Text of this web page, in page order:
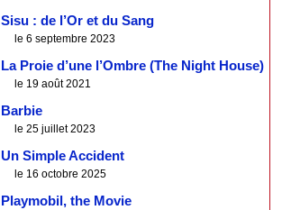
Sisu : de l’Or et du Sang
le 6 septembre 2023
La Proie d’une l’Ombre (The Night House)
le 19 août 2021
Barbie
le 25 juillet 2023
Un Simple Accident
le 16 octobre 2025
Playmobil, the Movie